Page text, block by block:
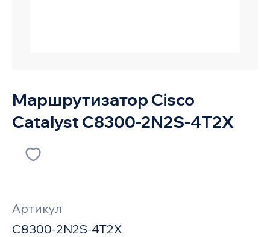
Маршрутизатор Cisco
Catalyst C8300-2N2S-4T2X
Артикул
C8300-2N2S-4T2X